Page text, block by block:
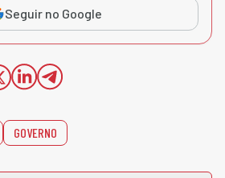
Seguir no Google
GOVERNO